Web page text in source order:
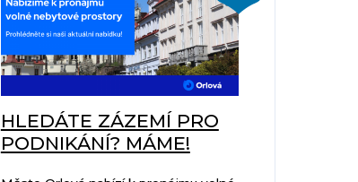
HLEDÁTE ZÁZEMÍ PRO
PODNIKÁNÍ? MÁME!